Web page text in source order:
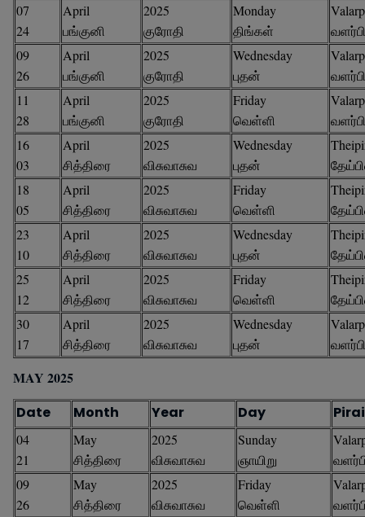
07
24
April
பங்குனி
2025
குரோதி
Monday
திங்கள்
09
26
April
பங்குனி
2025
குரோதி
Wednesday
புதன்
11
28
April
பங்குனி
2025
குரோதி
Friday
வெள்ளி
16
03
April
சித்திரை
2025
விசுவாசுவ
Wednesday
புதன்
18
05
April
சித்திரை
2025
விசுவாசுவ
Friday
வெள்ளி
23
10
April
சித்திரை
2025
விசுவாசுவ
Wednesday
புதன்
25
12
April
சித்திரை
2025
விசுவாசுவ
Friday
வெள்ளி
30
17
April
சித்திரை
2025
விசுவாசுவ
Wednesday
புதன்
MAY 2025
Date
Month Year Day Pirai
04
21
May
சித்திரை
2025
விசுவாசுவ
Sunday
ஞாயிறு
09
26
May
சித்திரை
2025
விசுவாசுவ
Friday
வெள்ளி